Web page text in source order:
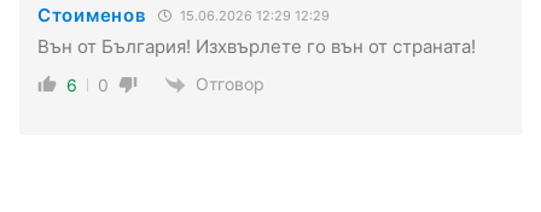
Стоименов 15.06.2026 12:29 12:29
Вън от България! Изхвърлете го вън от страната!
6 0 Отговор